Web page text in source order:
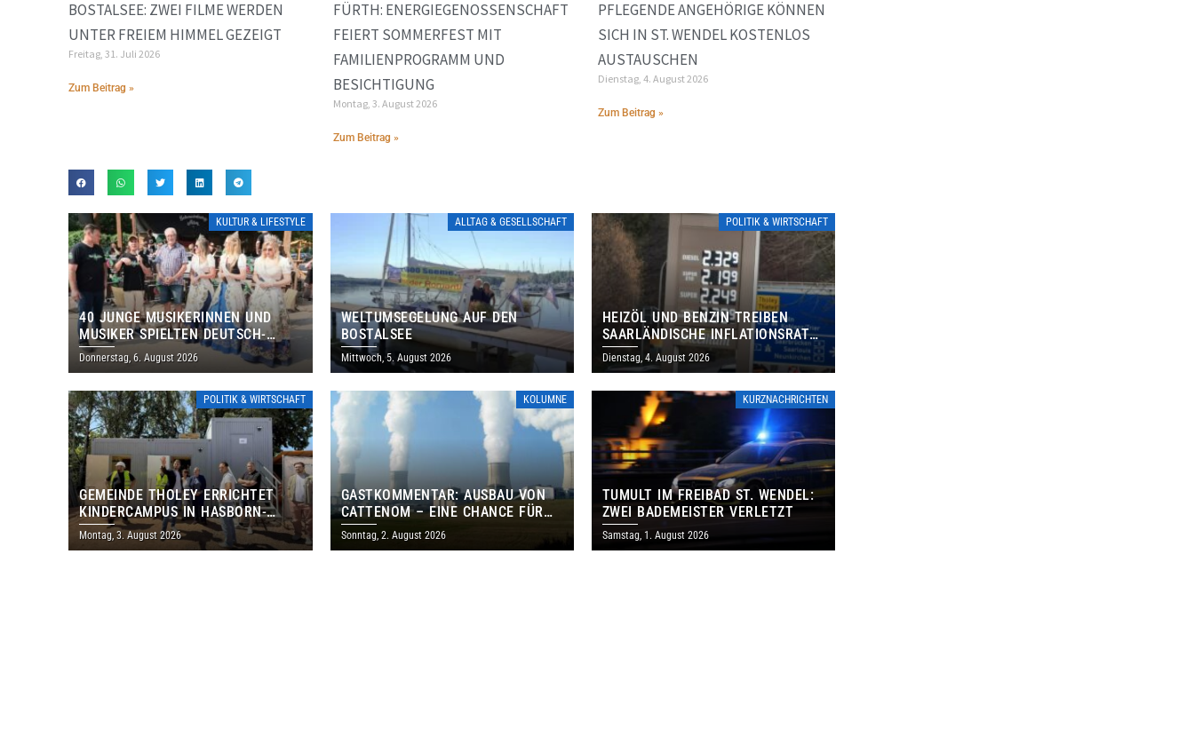
BOSTALSEE: ZWEI FILME WERDEN
UNTER FREIEM HIMMEL GEZEIGT
Freitag, 31. Juli 2026
Zum Beitrag »
FÜRTH: ENERGIEGENOSSENSCHAFT
FEIERT SOMMERFEST MIT
FAMILIENPROGRAMM UND
BESICHTIGUNG
Montag, 3. August 2026
Zum Beitrag »
PFLEGENDE ANGEHÖRIGE KÖNNEN
SICH IN ST. WENDEL KOSTENLOS
AUSTAUSCHEN
Dienstag, 4. August 2026
Zum Beitrag »
KULTUR & LIFESTYLE
40 JUNGE MUSIKERINNEN UND
MUSIKER SPIELTEN DEUTSCH-
BRASILIANISCHES PROGRAMM IN
THOLEY
Donnerstag, 6. August 2026
ALLTAG & GESELLSCHAFT
WELTUMSEGELUNG AUF DEN
BOSTALSEE
Mittwoch, 5. August 2026
POLITIK & WIRTSCHAFT
HEIZÖL UND BENZIN TREIBEN
SAARLÄNDISCHE INFLATIONSRATE
IM JULI AUF 3,2 PROZENT
Dienstag, 4. August 2026
POLITIK & WIRTSCHAFT
GEMEINDE THOLEY ERRICHTET
KINDERCAMPUS IN HASBORN-
DAUTWEILER FÜR RUND 8,5 BIS 9
MILLIONEN EURO
Montag, 3. August 2026
KOLUMNE
GASTKOMMENTAR: AUSBAU VON
CATTENOM – EINE CHANCE FÜR
LOTHRINGEN UND DAS SAARLAND
Sonntag, 2. August 2026
KURZNACHRICHTEN
TUMULT IM FREIBAD ST. WENDEL:
ZWEI BADEMEISTER VERLETZT
Samstag, 1. August 2026